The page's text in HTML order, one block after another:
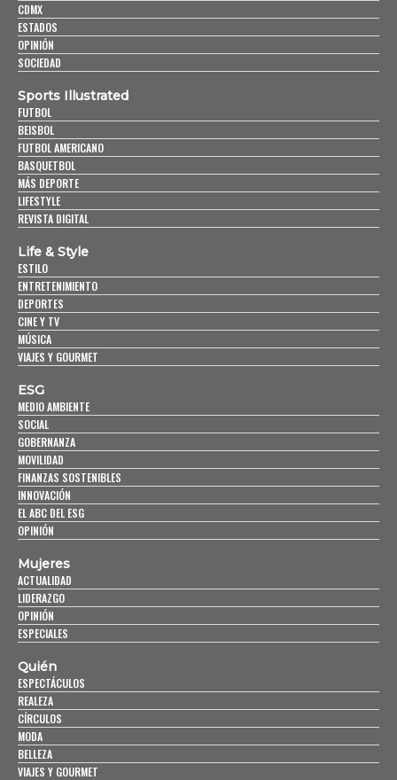
CDMX
ESTADOS
OPINIÓN
SOCIEDAD
Sports Illustrated
FUTBOL
BEISBOL
FUTBOL AMERICANO
BASQUETBOL
MÁS DEPORTE
LIFESTYLE
REVISTA DIGITAL
Life & Style
ESTILO
ENTRETENIMIENTO
DEPORTES
CINE Y TV
MÚSICA
VIAJES Y GOURMET
ESG
MEDIO AMBIENTE
SOCIAL
GOBERNANZA
MOVILIDAD
FINANZAS SOSTENIBLES
INNOVACIÓN
EL ABC DEL ESG
OPINIÓN
Mujeres
ACTUALIDAD
LIDERAZGO
OPINIÓN
ESPECIALES
Quién
ESPECTÁCULOS
REALEZA
CÍRCULOS
MODA
BELLEZA
VIAJES Y GOURMET